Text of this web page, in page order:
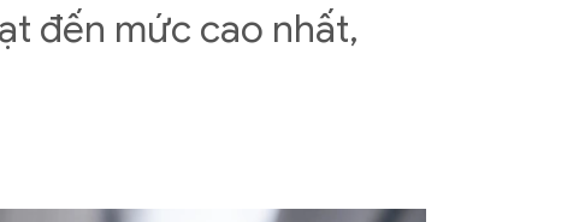
đến mức cao nhất,